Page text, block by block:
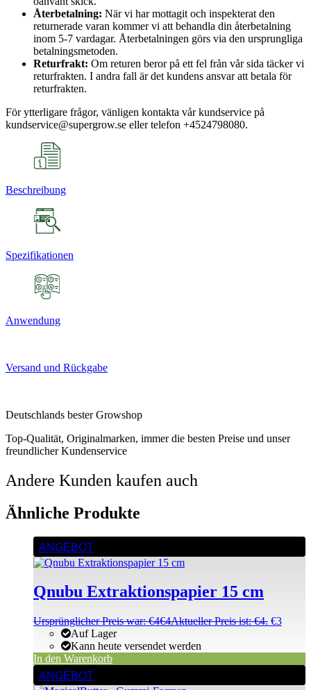
Återbetalning: När vi har mottagit och inspekterat den
returnerade varan kommer vi att behandla din återbetalning
inom 5-7 vardagar. Återbetalningen görs via den ursprungliga
betalningsmetoden.
Returfrakt: Om returen beror på ett fel från vår sida täcker vi
returfrakten. I andra fall är det kundens ansvar att betala för
returfrakten.
För ytterligare frågor, vänligen kontakta vår kundservice på
kundservice@supergrow.se eller telefon +4524798080.
Beschreibung
Spezifikationen
Anwendung
Versand und Rückgabe
Deutschlands bester Growshop
Top-Qualität, Originalmarken, immer die besten Preise und unser
freundlicher Kundenservice
Andere Kunden kaufen auch
Ähnliche Produkte
ANGEBOT
Qnubu Extraktionspapier 15 cm
Ursprünglicher Preis war: €4€4Aktueller Preis ist: €4. €3
Auf Lager
Kann heute versendet werden
In den Warenkorb
ANGEBOT